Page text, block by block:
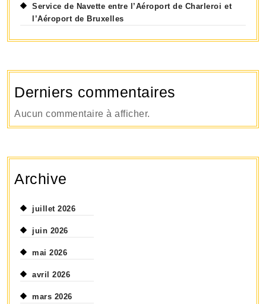
Service de Navette entre l’Aéroport de Charleroi et
l’Aéroport de Bruxelles
Derniers commentaires
Aucun commentaire à afficher.
Archive
juillet 2026
juin 2026
mai 2026
avril 2026
mars 2026